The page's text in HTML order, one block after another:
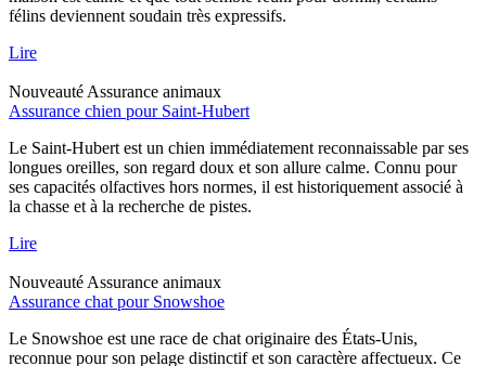
félins deviennent soudain très expressifs.
Lire
Nouveauté Assurance animaux
Assurance chien pour Saint-Hubert
Le Saint-Hubert est un chien immédiatement reconnaissable par ses
longues oreilles, son regard doux et son allure calme. Connu pour
ses capacités olfactives hors normes, il est historiquement associé à
la chasse et à la recherche de pistes.
Lire
Nouveauté Assurance animaux
Assurance chat pour Snowshoe
Le Snowshoe est une race de chat originaire des États-Unis,
reconnue pour son pelage distinctif et son caractère affectueux. Ce